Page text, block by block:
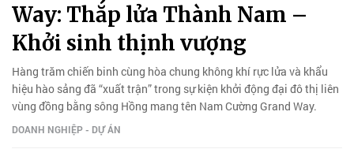
Way: Thắp lửa Thành Nam –
Khởi sinh thịnh vượng
Hàng trăm chiến binh cùng hòa chung không khí rực lửa và khẩu
hiệu hào sảng đã “xuất trận” trong sự kiện khởi động đại đô thị liên
vùng đồng bằng sông Hồng mang tên Nam Cường Grand Way.
DOANH NGHIỆP - DỰ ÁN